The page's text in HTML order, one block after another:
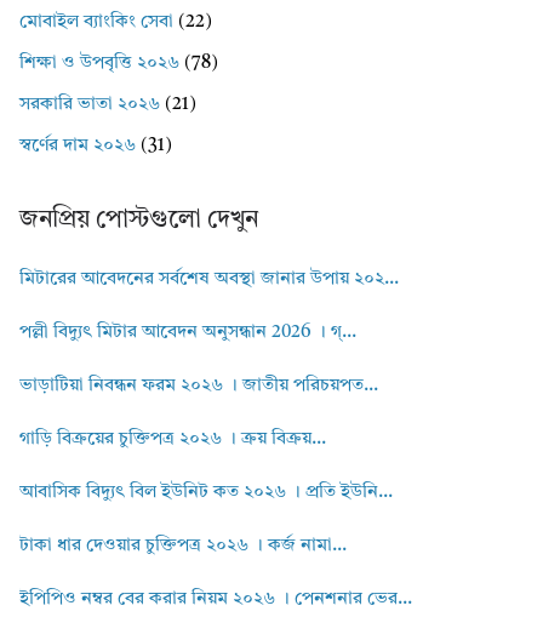
মোবাইল ব্যাংকিং সেবা (22)
শিক্ষা ও উপবৃত্তি ২০২৬ (78)
সরকারি ভাতা ২০২৬ (21)
স্বর্ণের দাম ২০২৬ (31)
জনপ্রিয় পোস্টগুলো দেখুন
মিটারের আবেদনের সর্বশেষ অবস্থা জানার উপায় ২০২...
পল্লী বিদ্যুৎ মিটার আবেদন অনুসন্ধান 2026 । গ্...
ভাড়াটিয়া নিবন্ধন ফরম ২০২৬ । জাতীয় পরিচয়পত...
গাড়ি বিক্রয়ের চুক্তিপত্র ২০২৬ । ক্রয় বিক্রয়...
আবাসিক বিদ্যুৎ বিল ইউনিট কত ২০২৬ । প্রতি ইউনি...
টাকা ধার দেওয়ার চুক্তিপত্র ২০২৬ । কর্জ নামা...
ইপিপিও নম্বর বের করার নিয়ম ২০২৬ । পেনশনার ভের...